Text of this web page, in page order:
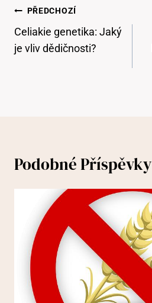
Navigace
Pro
Příspěvek
PŘEDCHOZÍ
Celiakie genetika: Jaký
je vliv dědičnosti?
Podobné Příspěvky